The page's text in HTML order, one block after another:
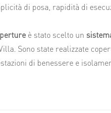
di posa, rapidità di
è stato scelto un
Sono state realizzate
di benessere e